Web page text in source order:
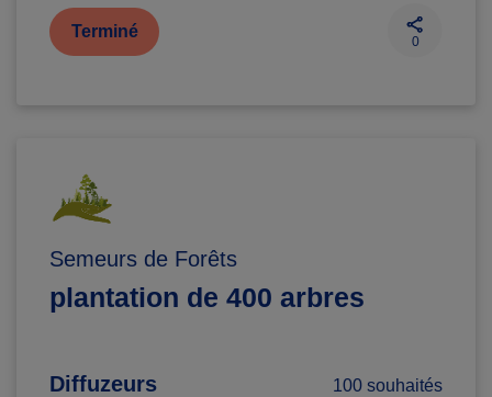
Terminé
0
Semeurs de Forêts
plantation de 400 arbres
Diffuzeurs
100 souhaités